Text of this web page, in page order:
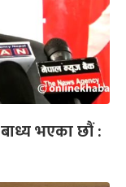
भएका छौं :